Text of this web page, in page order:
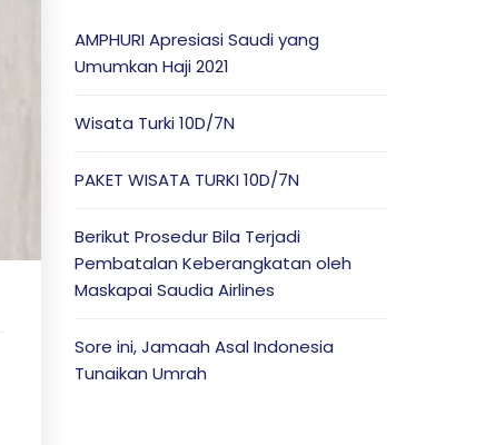
AMPHURI Apresiasi Saudi yang
Umumkan Haji 2021
Wisata Turki 10D/7N
PAKET WISATA TURKI 10D/7N
Berikut Prosedur Bila Terjadi
Pembatalan Keberangkatan oleh
Maskapai Saudia Airlines
Sore ini, Jamaah Asal Indonesia
Tunaikan Umrah